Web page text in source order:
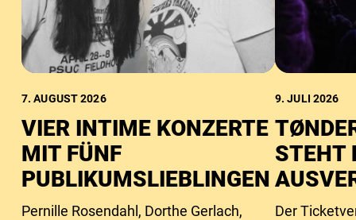
7. AUGUST 2026
VIER INTIME KONZERTE
MIT FÜNF
PUBLIKUMSLIEBLINGEN
Pernille Rosendahl, Dorthe Gerlach,
9. JULI 2026
STEHT
Der